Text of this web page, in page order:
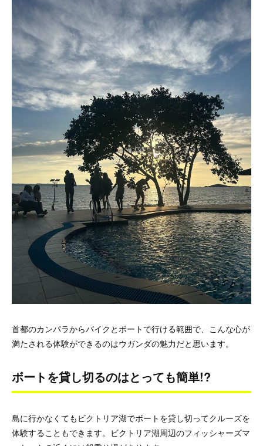
首都のカンパラからバイクとボートで行ける範囲で、こんな心が
満たされる体験ができるのはウガンダの魅力だと思います。
ボートを貸し切るのはとっても簡単!?
島に行かなくてもビクトリア湖でボートを貸し切ってクルーズを
体験することもできます。ビクトリア湖周辺のフィッシャーズマ